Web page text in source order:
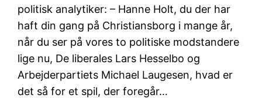
politisk analytiker: – Hanne Holt, du der har
haft din gang på Christiansborg i mange år,
når du ser på vores to politiske modstandere
lige nu, De liberales Lars Hesselbo og
Arbejderpartiets Michael Laugesen, hvad er
det så for et spil, der foregår…